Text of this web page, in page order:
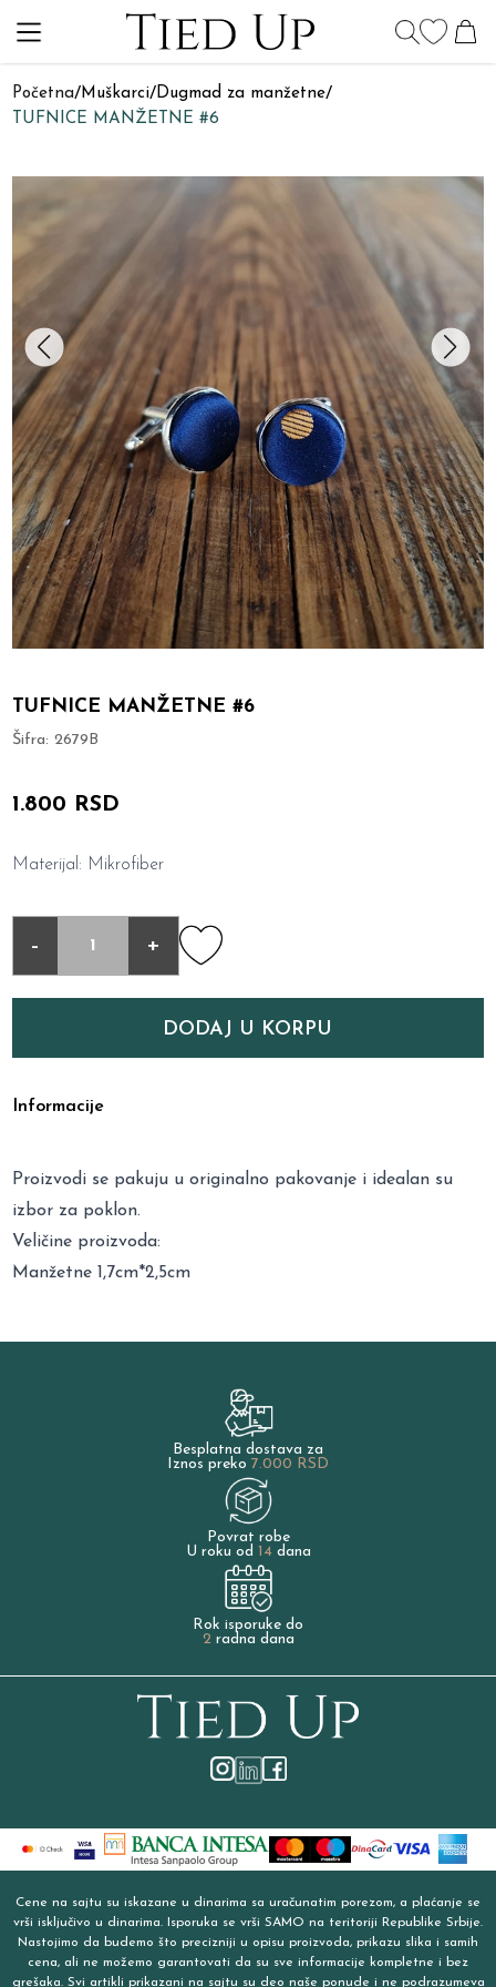
Početna/Muškarci/Dugmad za manžetne/
TUFNICE MANŽETNE #6
TUFNICE MANŽETNE #6
Šifra:2679B
1.800 RSD
Materijal: Mikrofiber
- +
DODAJ U KORPU
Informacije
Proizvodi se pakuju u originalno pakovanje i idealan su
izbor za poklon.
Veličine proizvoda:
Manžetne 1,7cm*2,5cm
Besplatna dostava za
Iznos preko 7.000 RSD
Povrat robe
U roku od 14dana
Rok isporuke do
2radna dana
Cene na sajtu su iskazane u dinarima sa uračunatim porezom, a plaćanje se
vrši isključivo u dinarima. Isporuka se vrši SAMO na teritoriji Republike Srbije.
Nastojimo da budemo što precizniji u opisu proizvoda, prikazu slika i samih
cena, ali ne možemo garantovati da su sve informacije kompletne i bez
grešaka. Svi artikli prikazani na sajtu su deo naše ponude i ne podrazumeva